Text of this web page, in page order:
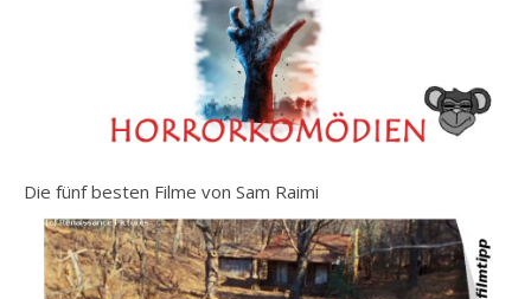
Die fünf besten Filme von Sam Raimi